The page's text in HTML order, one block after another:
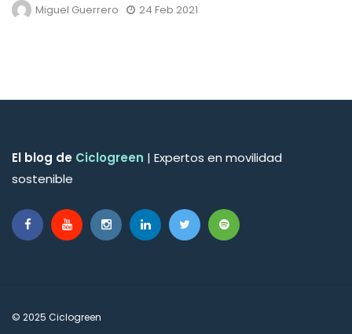
Miguel Guerrero 24 Feb 2021
El blog de Ciclogreen | Expertos en movilidad
sostenible
© 2025 Ciclogreen